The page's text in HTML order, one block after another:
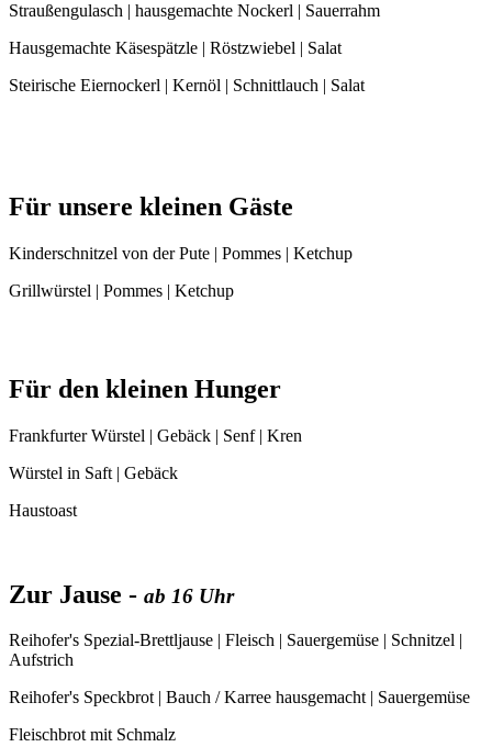
Straußengulasch | hausgemachte Nockerl | Sauerrahm
Hausgemachte Käsespätzle | Röstzwiebel | Salat
Steirische Eiernockerl | Kernöl | Schnittlauch | Salat
Für unsere kleinen Gäste
Kinderschnitzel von der Pute | Pommes | Ketchup
Grillwürstel | Pommes | Ketchup
Für den kleinen Hunger
Frankfurter Würstel | Gebäck | Senf | Kren
Würstel in Saft | Gebäck
Haustoast
Zur Jause - ab 16 Uhr
Reihofer's Spezial-Brettljause | Fleisch | Sauergemüse | Schnitzel |
Aufstrich
Reihofer's Speckbrot | Bauch / Karree hausgemacht | Sauergemüse
Fleischbrot mit Schmalz